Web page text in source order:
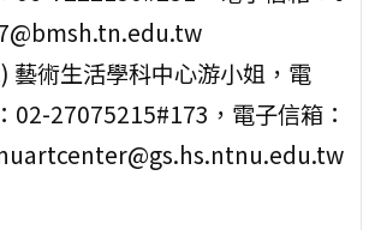
藝術生活學科中心游小姐，電
02-27075215#173，電子信箱：